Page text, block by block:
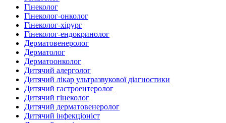
Гінеколог
Гінеколог-онколог
Гінеколог-хірург
Гінеколог-ендокринолог
Дерматовенеролог
Дерматолог
Дерматоонколог
Дитячий алерголог
Дитячий лікар ультразвукової діагностики
Дитячий гастроентеролог
Дитячий гінеколог
Дитячий дерматовенеролог
Дитячий інфекціоніст